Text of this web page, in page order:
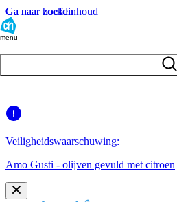
Ga naar hoofdinhoud
Ga naar zoeken
menu
Veiligheidswaarschuwing:
Amo Gusti - olijven gevuld met citroen